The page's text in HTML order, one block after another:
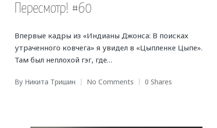
Пересмотр! #60
Впервые кадры из «Индианы Джонса: В поисках
утраченного ковчега» я увидел в «Цыпленке Цыпе».
Там был неплохой гэг, где…
Posted
By Никита Тришин No Comments 0 Shares